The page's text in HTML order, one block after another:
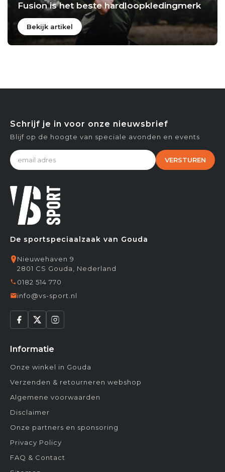
Fusion is het beste hardloopkledingmerk
Bekijk artikel
De sportspeciaalzaak van Gouda
Nieuwehaven 9
2801 CS Gouda, Nederland
0182 514 770
info@vs-sport.nl
Informatie
Onze winkel in Gouda
Verzenden & retourneren webshop
Algemene voorwaarden
Disclaimer
Onze partners en sponsoring
Privacy Policy
FAQ & Contact
Schrijf je in voor onze nieuwsbrief
Blijf op de hoogte van speciale avonden en events
VERSTUREN